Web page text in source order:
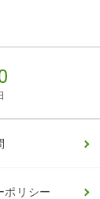
ポリシー